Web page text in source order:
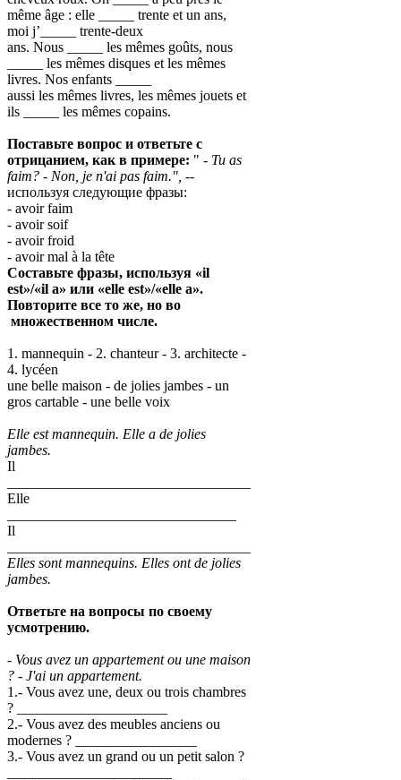
même âge : elle _____ trente et un ans,
moi j’_____ trente-deux
ans. Nous _____ les mêmes goûts, nous
_____ les mêmes disques et les mêmes
livres. Nos enfants _____
aussi les mêmes livres, les mêmes jouets et
ils _____ les mêmes copains.
Поставьте вопрос и ответьте с
отрицанием, как в примере: " - Tu as
faim? - Non, je n'ai pas faim.", --
используя следующие фразы:
- avoir faim
- avoir soif
- avoir froid
- avoir mal à la tête
Составьте фразы, используя «il
est»/«il a» или «elle est»/«elle a».
Повторите все то же, но во
множественном числе.
1. mannequin - 2. chanteur - 3. architecte -
4. lycéen
une belle maison - de jolies jambes - un
gros cartable - une belle voix
Elle est mannequin. Elle a de jolies
jambes.
Il
Elle
Il
Elles sont mannequins. Elles ont de jolies
jambes.
Ответьте на вопросы по своему
усмотрению.
- Vous avez un appartement ou une maison
? - J'ai un appartement.
1.- Vous avez une, deux ou trois chambres
? _____________________
2.- Vous avez des meubles anciens ou
modernes ? _________________
3.- Vous avez un grand ou un petit salon ?